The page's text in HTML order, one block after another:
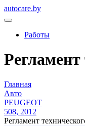
autocare.by
Работы
Регламент
Главная
Авто
PEUGEOT
508, 2012
Регламент